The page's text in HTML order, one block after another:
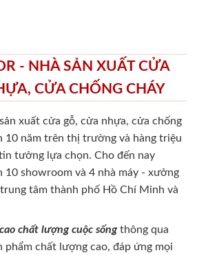
- NHÀ SẢN XUẤT CỬA
CỬA CHỐNG CHÁY
xuất cửa gỗ, cửa nhựa, cửa chống
10 năm trên thị trường và hàng triệu
tưởng lựa chọn. Cho đến nay
showroom và 4 nhà máy - xưởng
tâm thành phố Hồ Chí Minh và
chất lượng cuộc sốngthông qua
phẩm chất lượng cao, đáp ứng mọi